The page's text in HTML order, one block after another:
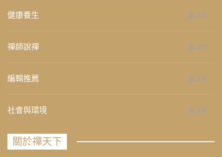
健康養生 276
禪師說禪 267
編輯推薦 236
社會與環境 235
關於禪天下